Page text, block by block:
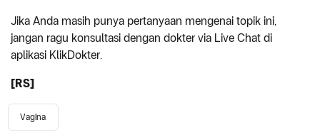
Jika Anda masih punya pertanyaan mengenai topik ini,
jangan ragu konsultasi dengan dokter via Live Chat di
aplikasi KlikDokter.
[RS]
Vagina